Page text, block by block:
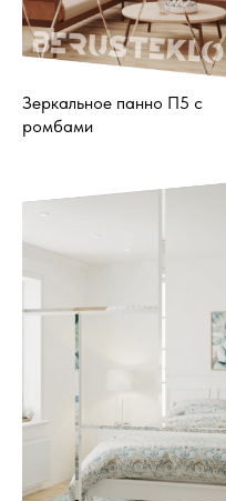
Зеркальное панно П5 с
ромбами
8
Москва,
ПОЛИТИКА ОБРАБОТКИ
ПЕРСОНАЛЬНЫХ ДАННЫХ